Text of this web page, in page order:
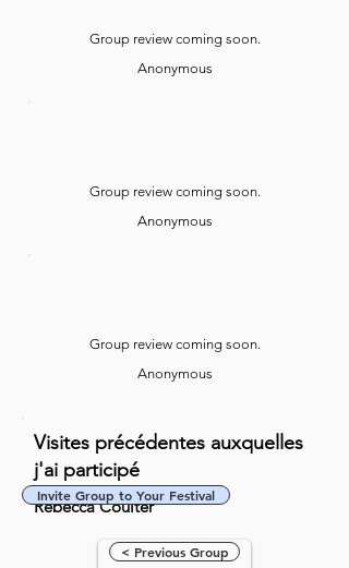
Group review coming soon.
Anonymous
Group review coming soon.
Anonymous
Group review coming soon.
Anonymous
Visites précédentes auxquelles
j'ai participé
Rebecca Coulter
Invite Group to Your Festival
< Previous Group